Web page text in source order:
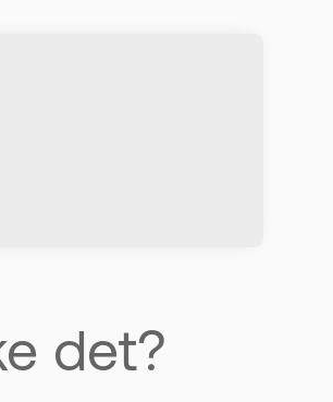
det?